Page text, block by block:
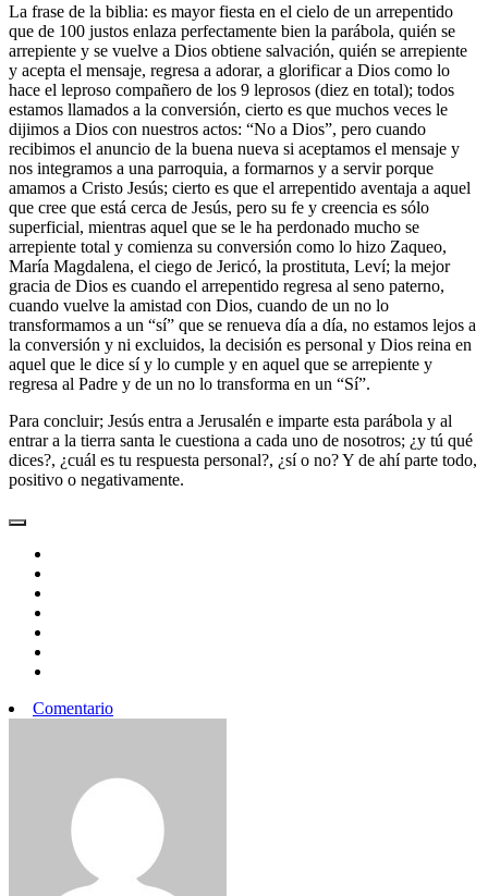
La frase de la biblia: es mayor fiesta en el cielo de un arrepentido
que de 100 justos enlaza perfectamente bien la parábola, quién se
arrepiente y se vuelve a Dios obtiene salvación, quién se arrepiente
y acepta el mensaje, regresa a adorar, a glorificar a Dios como lo
hace el leproso compañero de los 9 leprosos (diez en total); todos
estamos llamados a la conversión, cierto es que muchos veces le
dijimos a Dios con nuestros actos: “No a Dios”, pero cuando
recibimos el anuncio de la buena nueva si aceptamos el mensaje y
nos integramos a una parroquia, a formarnos y a servir porque
amamos a Cristo Jesús; cierto es que el arrepentido aventaja a aquel
que cree que está cerca de Jesús, pero su fe y creencia es sólo
superficial, mientras aquel que se le ha perdonado mucho se
arrepiente total y comienza su conversión como lo hizo Zaqueo,
María Magdalena, el ciego de Jericó, la prostituta, Leví; la mejor
gracia de Dios es cuando el arrepentido regresa al seno paterno,
cuando vuelve la amistad con Dios, cuando de un no lo
transformamos a un “sí” que se renueva día a día, no estamos lejos a
la conversión y ni excluidos, la decisión es personal y Dios reina en
aquel que le dice sí y lo cumple y en aquel que se arrepiente y
regresa al Padre y de un no lo transforma en un “Sí”.
Para concluir; Jesús entra a Jerusalén e imparte esta parábola y al
entrar a la tierra santa le cuestiona a cada uno de nosotros; ¿y tú qué
dices?, ¿cuál es tu respuesta personal?, ¿sí o no? Y de ahí parte todo,
positivo o negativamente.
Comentario